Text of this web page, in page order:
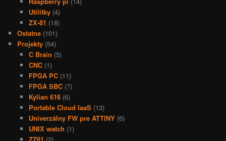
Utilitky(4)
ZX-81 (18)
Ostatne (101)
Projekty (54)
C Brain (5)
CNC(1)
FPGA PC(11)
FPGA SBC(7)
Kylian 616(6)
Portable Cloud IaaS(13)
Univerzálny FW pre ATTINY(6)
UNIX watch (1)